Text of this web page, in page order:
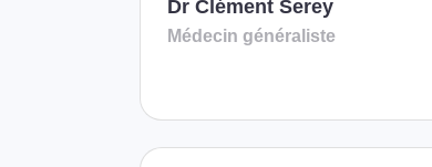
Dr Clément Serey
Médecin généraliste